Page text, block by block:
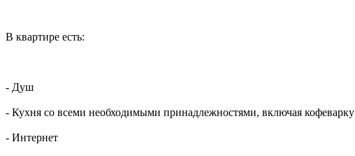
В квартире есть:
- Душ
- Кухня со всеми необходимыми принадлежностями, включая кофеварку
- Интернет